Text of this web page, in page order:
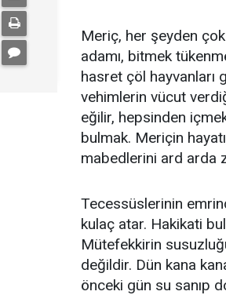
Meriç, her şeyden
adamı, bitmek
hasret çöl hayvanları
vehimlerin vücut
eğilir, hepsinden
bulmak. Meriçin
mabedlerini ard arda
Tecessüslerinin
kulaç atar. Hakikati
Mütefekkirin
değildir. Dün kana
önceki gün su sanıp